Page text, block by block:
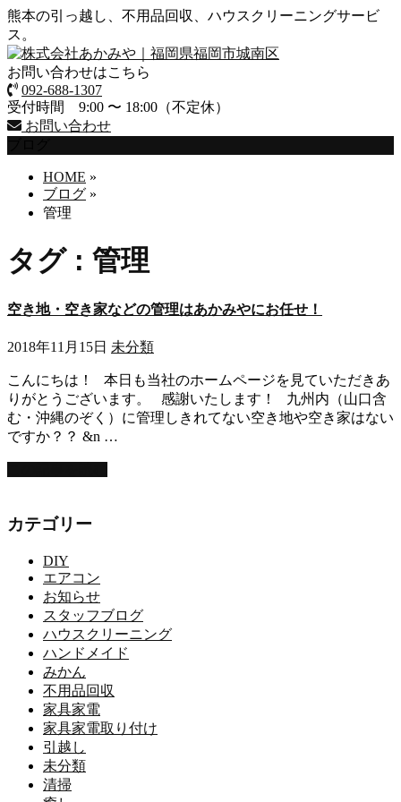
熊本の引っ越し、不用品回収、ハウスクリーニングサービ
ス。
お問い合わせはこちら
092-688-1307
受付時間 9:00 〜 18:00（不定休）
お問い合わせ
HOME »
ブログ »
管理
タグ : 管理
空き地・空き家などの管理はあかみやにお任せ！
2018年11月15日 未分類
こんにちは！ 本日も当社のホームページを見ていただきあ
りがとうございます。 感謝いたします！ 九州内（山口含
む・沖縄のぞく）に管理しきれてない空き地や空き家はない
ですか？？ &n …
カテゴリー
DIY
エアコン
お知らせ
スタッフブログ
ハウスクリーニング
ハンドメイド
みかん
不用品回収
家具家電
家具家電取り付け
引越し
未分類
清掃